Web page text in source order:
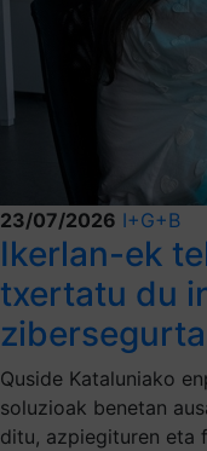
23/07/2026 I+G+B
Ikerlan-ek
txertatu du
Quside Kataluniako
soluzioak benetan
ditu, azpiegituren eta